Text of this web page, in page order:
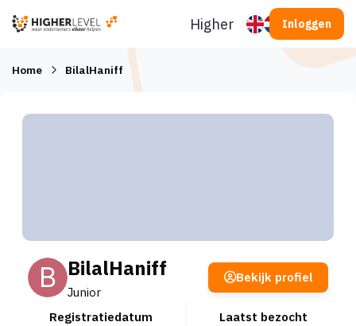
Higherlevel Inloggen
Home BilalHaniff
BilalHaniff
Junior
Registratiedatum
Laatst bezocht
Bekijk profiel